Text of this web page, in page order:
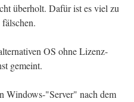
überholt. Dafür ist es viel zu
OS ohne Lizenz-
gemeint.
Windows-"Server" nach dem